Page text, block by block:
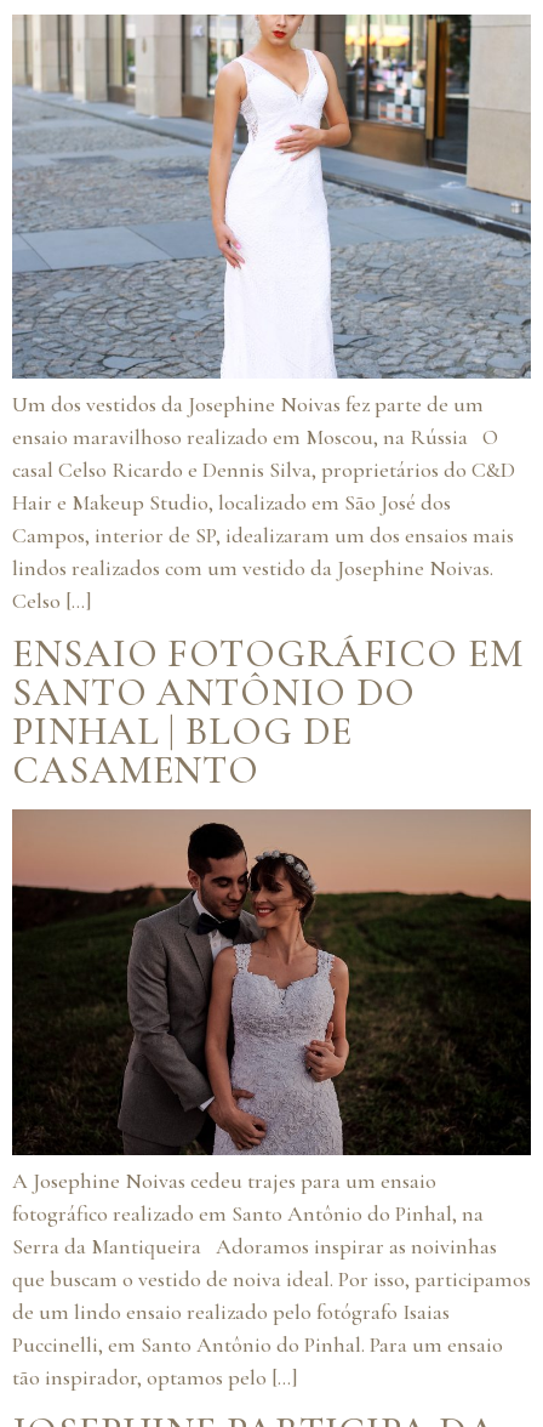
Um dos vestidos da Josephine Noivas fez parte de um
ensaio maravilhoso realizado em Moscou, na Rússia O
casal Celso Ricardo e Dennis Silva, proprietários do C&D
Hair e Makeup Studio, localizado em São José dos
Campos, interior de SP, idealizaram um dos ensaios mais
lindos realizados com um vestido da Josephine Noivas.
Celso […]
ENSAIO FOTOGRÁFICO EM
SANTO ANTÔNIO DO
PINHAL | BLOG DE
CASAMENTO
A Josephine Noivas cedeu trajes para um ensaio
fotográfico realizado em Santo Antônio do Pinhal, na
Serra da Mantiqueira Adoramos inspirar as noivinhas
que buscam o vestido de noiva ideal. Por isso, participamos
de um lindo ensaio realizado pelo fotógrafo Isaias
Puccinelli, em Santo Antônio do Pinhal. Para um ensaio
tão inspirador, optamos pelo […]